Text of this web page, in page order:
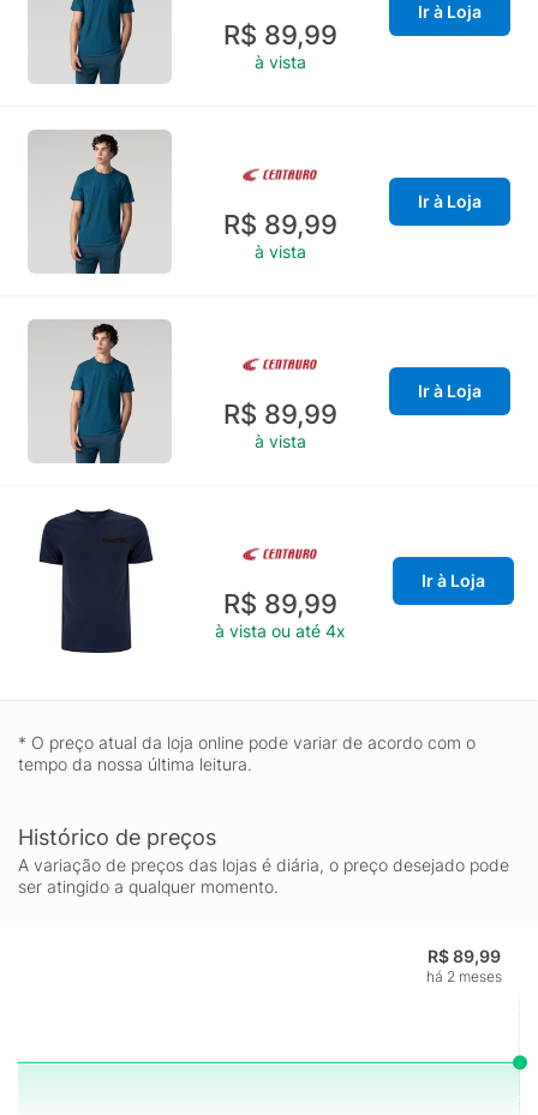
R$ 89,99
à vista
Ir à Loja
R$ 89,99
à vista
Ir à Loja
R$ 89,99
à vista
Ir à Loja
R$ 89,99
à vista ou até 4x
Ir à Loja
* O preço atual da loja online pode variar de acordo com o
tempo da nossa última leitura.
Histórico de preços
A variação de preços das lojas é diária, o preço desejado pode
ser atingido a qualquer momento.
R$ 89,99
há 2 meses